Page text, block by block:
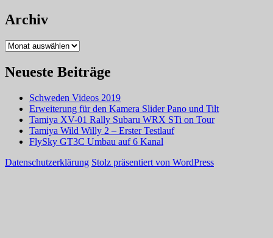
Archiv
Archiv
Neueste Beiträge
Schweden Videos 2019
Erweiterung für den Kamera Slider Pano und Tilt
Tamiya XV-01 Rally Subaru WRX STi on Tour
Tamiya Wild Willy 2 – Erster Testlauf
FlySky GT3C Umbau auf 6 Kanal
Datenschutzerklärung Stolz präsentiert von WordPress